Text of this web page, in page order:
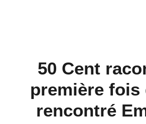
50 Cent
première fois
rencontré